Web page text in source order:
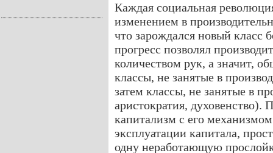
Каждая социальная
изменением в
что зарождался новый класс
прогресс позволял
количеством рук, а значит,
классы, не занятые в
затем классы, не занятые в
аристократия,
капитализм с его
эксплуатации капитала,
одну неработающую